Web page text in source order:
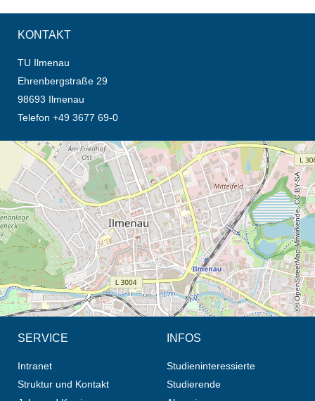
KONTAKT
TU Ilmenau
Ehrenbergstraße 29
98693 Ilmenau
Telefon +49 3677 69-0
Öffnet die Anfahrtsbeschreibung in neuem Tab (Karte)
© OpenStreetMap-Mitwirkende, CC BY-SA
SERVICE
Intranet
Struktur und Kontakt
INFOS
Studieninteressierte
Studierende